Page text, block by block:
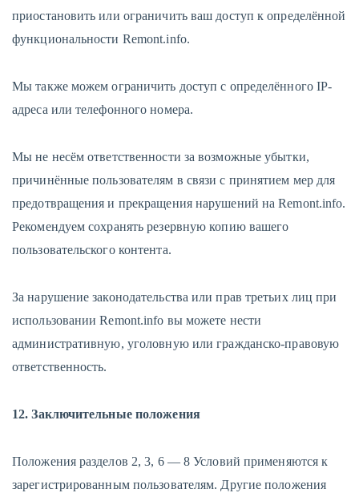
приостановить или ограничить ваш доступ к определённой
функциональности Remont.info.
Мы также можем ограничить доступ с определённого IP-
адреса или телефонного номера.
Мы не несём ответственности за возможные убытки,
причинённые пользователям в связи с принятием мер для
предотвращения и прекращения нарушений на Remont.info.
Рекомендуем сохранять резервную копию вашего
пользовательского контента.
За нарушение законодательства или прав третьих лиц при
использовании Remont.info вы можете нести
административную, уголовную или гражданско-правовую
ответственность.
12. Заключительные положения
Положения разделов 2, 3, 6 — 8 Условий применяются к
зарегистрированным пользователям. Другие положения